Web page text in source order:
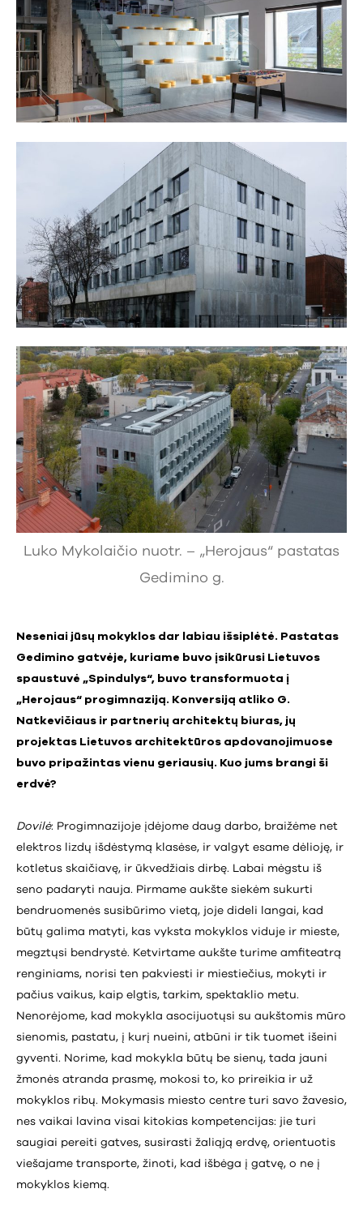
Luko Mykolaičio nuotr. – „Herojaus“ pastatas
Gedimino g.
Neseniai jūsų mokyklos dar labiau išsiplėtė. Pastatas
Gedimino gatvėje, kuriame buvo įsikūrusi Lietuvos
spaustuvė „Spindulys“, buvo transformuota į
„Herojaus“ progimnaziją. Konversiją atliko G.
Natkevičiaus ir partnerių architektų biuras, jų
projektas Lietuvos architektūros apdovanojimuose
buvo pripažintas vienu geriausių. Kuo jums brangi ši
erdvė?
Dovilė: Progimnazijoje įdėjome daug darbo, braižėme net
elektros lizdų išdėstymą klasėse, ir valgyt esame dėlioję, ir
kotletus skaičiavę, ir ūkvedžiais dirbę. Labai mėgstu iš
seno padaryti nauja. Pirmame aukšte siekėm sukurti
bendruomenės susibūrimo vietą, joje dideli langai, kad
būtų galima matyti, kas vyksta mokyklos viduje ir mieste,
megztųsi bendrystė. Ketvirtame aukšte turime amfiteatrą
renginiams, norisi ten pakviesti ir miestiečius, mokyti ir
pačius vaikus, kaip elgtis, tarkim, spektaklio metu.
Nenorėjome, kad mokykla asocijuotųsi su aukštomis mūro
sienomis, pastatu, į kurį nueini, atbūni ir tik tuomet išeini
gyventi. Norime, kad mokykla būtų be sienų, tada jauni
žmonės atranda prasmę, mokosi to, ko prireikia ir už
mokyklos ribų. Mokymasis miesto centre turi savo žavesio,
nes vaikai lavina visai kitokias kompetencijas: jie turi
saugiai pereiti gatves, susirasti žaliąją erdvę, orientuotis
viešajame transporte, žinoti, kad išbėga į gatvę, o ne į
mokyklos kiemą.